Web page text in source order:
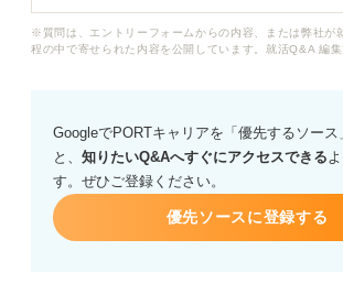
もし相談が可能であれば、角を立てずに事
企業へ連絡する際の適切なタイミングや、
メール・電話での切り出し方について、ア
願いします。
※質問は、エントリーフォームからの内容、または弊社が
程の中で寄せられた内容を公開しています。就活Q&A 編集
GoogleでPORTキャリアを「優先するソース
と、 知りたいQ&Aへすぐにアクセスできる
す。ぜひご登録ください。
優先ソースに登録する